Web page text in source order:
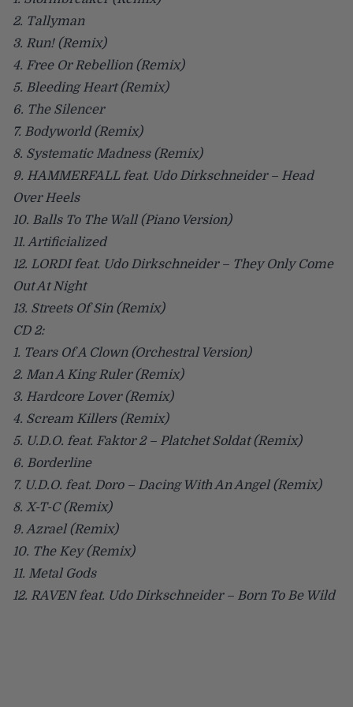
2. Tallyman
3. Run! (Remix)
4. Free Or Rebellion (Remix)
5. Bleeding Heart (Remix)
6. The Silencer
7. Bodyworld (Remix)
8. Systematic Madness (Remix)
9. HAMMERFALL feat. Udo Dirkschneider – Head
Over Heels
10. Balls To The Wall (Piano Version)
11. Artificialized
12. LORDI feat. Udo Dirkschneider – They Only Come
Out At Night
13. Streets Of Sin (Remix)
CD 2:
1. Tears Of A Clown (Orchestral Version)
2. Man A King Ruler (Remix)
3. Hardcore Lover (Remix)
4. Scream Killers (Remix)
5. U.D.O. feat. Faktor 2 – Platchet Soldat (Remix)
6. Borderline
7. U.D.O. feat. Doro – Dacing With An Angel (Remix)
8. X-T-C (Remix)
9. Azrael (Remix)
10. The Key (Remix)
11. Metal Gods
12. RAVEN feat. Udo Dirkschneider – Born To Be Wild